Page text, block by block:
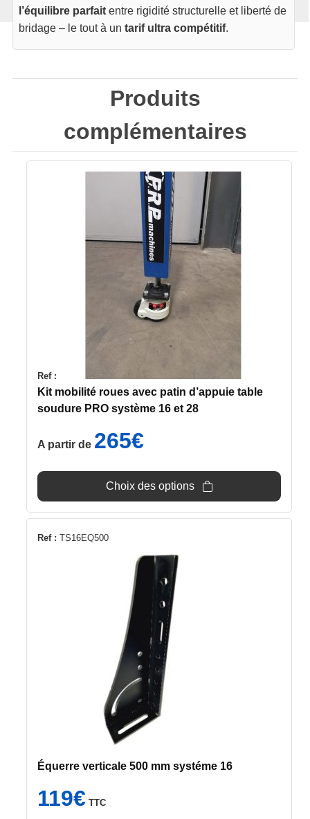
l’équilibre parfait entre rigidité structurelle et liberté de
bridage – le tout à untarif ultra compétitif.
Produits
complémentaires
Ref :
Kit mobilité roues avec patin d’appuie table
soudure PRO système 16 et 28
A partir de 265€
Choix des options
variations.
page
du
produit
Ref : TS16EQ500
Équerre verticale 500 mm systéme 16
119€ TTC